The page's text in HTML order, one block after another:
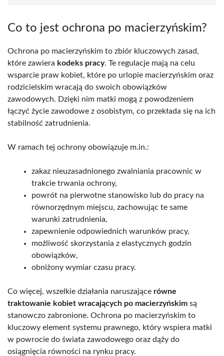
Co to jest ochrona po macierzyńskim?
Ochrona po macierzyńskim to zbiór kluczowych zasad,
które zawiera kodeks pracy. Te regulacje mają na celu
wsparcie praw kobiet, które po urlopie macierzyńskim oraz
rodzicielskim wracają do swoich obowiązków
zawodowych. Dzięki nim matki mogą z powodzeniem
łączyć życie zawodowe z osobistym, co przekłada się na ich
stabilność zatrudnienia.
W ramach tej ochrony obowiązuje m.in.:
zakaz nieuzasadnionego zwalniania pracownic w
trakcie trwania ochrony,
powrót na pierwotne stanowisko lub do pracy na
równorzędnym miejscu, zachowując te same
warunki zatrudnienia,
zapewnienie odpowiednich warunków pracy,
możliwość skorzystania z elastycznych godzin
obowiązków,
obniżony wymiar czasu pracy.
Co więcej, wszelkie działania naruszające równe
traktowanie kobiet wracających po macierzyńskim są
stanowczo zabronione. Ochrona po macierzyńskim to
kluczowy element systemu prawnego, który wspiera matki
w powrocie do świata zawodowego oraz dąży do
osiągnięcia równości na rynku pracy.